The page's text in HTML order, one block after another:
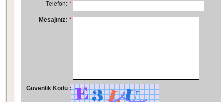
Telefon: *
Mesajınız: *
Güvenlik Kodu :